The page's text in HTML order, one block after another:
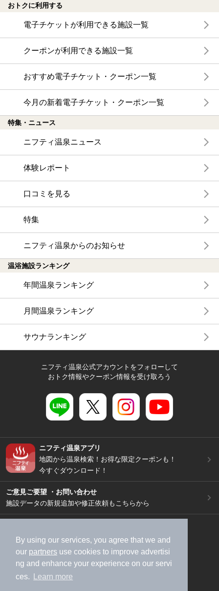
By using our services, you agree that we and
our partners use cookies to improve advertisi
ng and enhance your experience on our servi
ces.
Learn more
おトクに利用する
電子チケットが利用できる施設一覧
クーポンが利用できる施設一覧
おすすめ電子チケット・クーポン一覧
今月の新着電子チケット・クーポン一覧
特集・ニュース
ニフティ温泉ニュース
体験レポート
口コミを見る
特集
ニフティ温泉からのお知らせ
温浴施設ランキング
年間温泉ランキング
月間温泉ランキング
サウナランキング
ニフティ温泉公式アカウントをフォローして
おトク情報やクーポン情報を受け取ろう
ニフティ温泉アプリ
地図から温泉検索！お得な限定クーポンも！
今すぐダウンロード！
ご意見ご要望 ・お問い合わせ
施設データの新規追加や修正依頼もこちらから
加盟店募集（資料請求）
広告出稿のご案内
利用規約
ライフスタイルMEMBERS+規約
特定商取引法に基づく表記
ヘルプ
採用情報
運営会社